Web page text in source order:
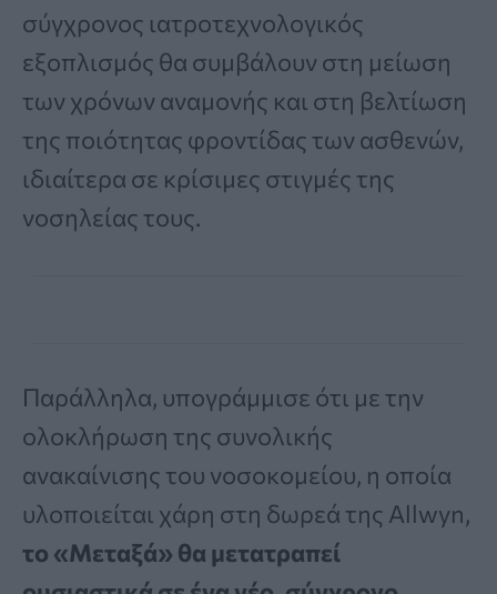
σύγχρονος ιατροτεχνολογικός
εξοπλισμός θα συμβάλουν στη μείωση
των χρόνων αναμονής και στη βελτίωση
της ποιότητας φροντίδας των ασθενών,
ιδιαίτερα σε κρίσιμες στιγμές της
νοσηλείας τους.
Παράλληλα, υπογράμμισε ότι με την
ολοκλήρωση της συνολικής
ανακαίνισης του νοσοκομείου, η οποία
υλοποιείται χάρη στη δωρεά της Allwyn,
το «Μεταξά» θα μετατραπεί